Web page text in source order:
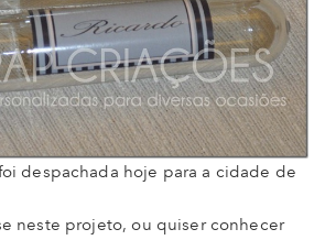
despachada hoje para a cidade de
neste projeto, ou quiser conhecer